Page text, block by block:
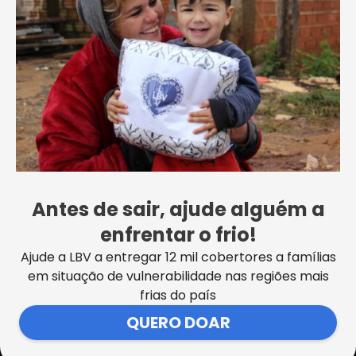
Francisco Periotto apresenta edição
celebrativa dos 70 anos da revista Boa
Vontade
VER MAIS NOTÍCIAS
SEDE CENTRAL DA LBV | Rua Sérgio Tomás, 740 | Bom Retiro |
São Paulo/SP CEP: 01131-010 | CNPJ – 33.915.604/0001-17 |
Instituição isenta de impostos
Antes de sair, ajude alguém a
enfrentar o frio!
Ajude a LBV a entregar 12 mil cobertores a famílias
em situação de vulnerabilidade nas regiões mais
frias do país
QUERO DOAR